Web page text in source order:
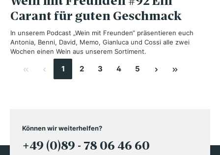
1 2 3 4 5
Carant für guten Geschmack
In unserem Podcast „Wein mit Freunden“ präsentieren euch
Antonia, Benni, David, Memo, Gianluca und Cossi alle zwei
Wochen einen Wein aus unserem Sortiment.
Können wir weiterhelfen?
+49 (0)89 - 78 06 46 60